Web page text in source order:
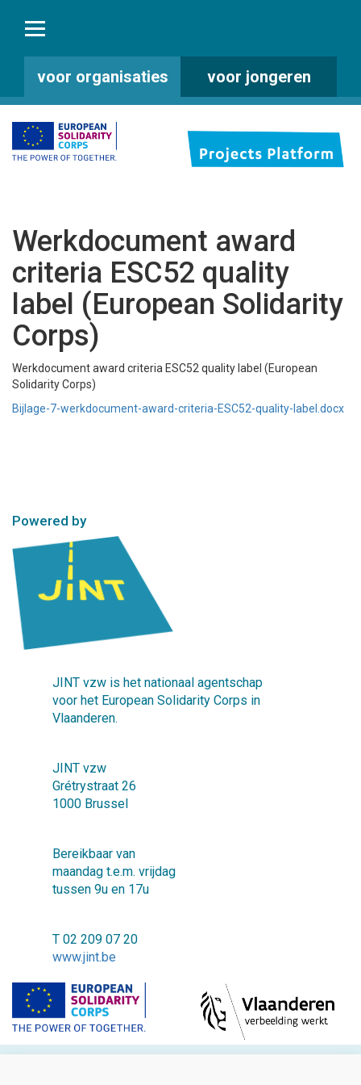
voor organisaties voor jongeren
Werkdocument award
criteria ESC52 quality
label (European Solidarity
Corps)
Werkdocument award criteria ESC52 quality label (European
Solidarity Corps)
Bijlage-7-werkdocument-award-criteria-ESC52-quality-label.docx
Powered by
JINT vzw is het nationaal agentschap
voor het European Solidarity Corps in
Vlaanderen.
JINT vzw
Grétrystraat 26
1000 Brussel
Bereikbaar van
maandag t.e.m. vrijdag
tussen 9u en 17u
T 02 209 07 20
www.jint.be